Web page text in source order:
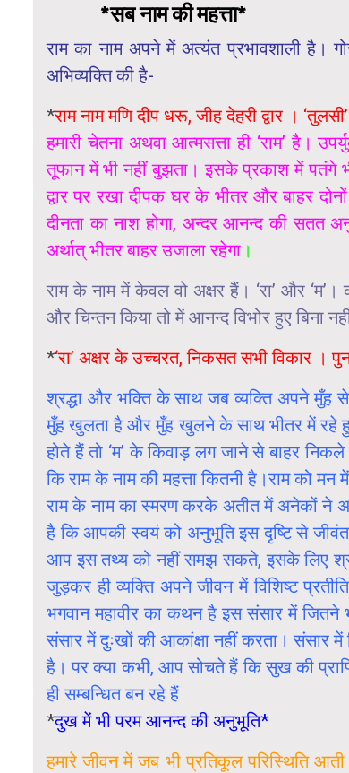
*सब नाम की महत्ता*
राम का नाम अपने में अत्यंत प्रभावशाली है।
अभिव्यक्ति की है-
*राम नाम मणि दीप धरू, जीह देहरी द्वार ।
हमारी चेतना अथवा आत्मसत्ता ही ‘राम’ है।
तूफान में भी नहीं बुझता। इसके प्रकाश में पतंगे
द्वार पर रखा दीपक घर के भीतर और बाहर
दीनता का नाश होगा, अन्दर आनन्द की सतत
अर्थात् भीतर बाहर उजाला रहेगा ।
राम के नाम में केवल वो अक्षर हैं। ‘रा’ और
और चिन्तन किया तो में आनन्द विभोर हुए बिना
*‘रा’ अक्षर के उच्चरत, निकसत सभी विकार ।
श्रद्धा और भक्ति के साथ जब व्यक्ति अपने मुँह से
मुँह खुलता है और मुँह खुलने के साथ भीतर में रहे हुए
होते हैं तो ‘म’ के किवाड़ लग जाने से बाहर
कि राम के नाम की महत्ता कितनी है।राम को मन
राम के नाम का स्मरण करके अतीत में अनेकों ने
है कि आपकी स्वयं को अनुभूति इस दृष्टि से
आप इस तथ्य को नहीं समझ सकते, इसके लिए
जुड़कर ही व्यक्ति अपने जीवन में विशिष्ट
भगवान महावीर का कथन है इस संसार में
संसार में दुःखों की आकांक्षा नहीं करता। संसार
है। पर क्या कभी, आप सोचते हैं कि सुख की
ही सम्बन्धित बन रहे हैं
*दुख में भी परम आनन्द की अनुभूति*
हमारे जीवन में जब भी प्रतिकूल परिस्थिति